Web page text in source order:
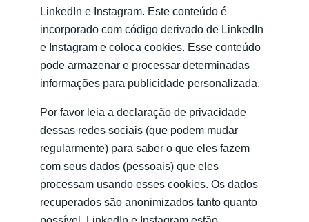
LinkedIn e Instagram. Este conteúdo é
incorporado com código derivado de LinkedIn
e Instagram e coloca cookies. Esse conteúdo
pode armazenar e processar determinadas
informações para publicidade personalizada.
Por favor leia a declaração de privacidade
dessas redes sociais (que podem mudar
regularmente) para saber o que eles fazem
com seus dados (pessoais) que eles
processam usando esses cookies. Os dados
recuperados são anonimizados tanto quanto